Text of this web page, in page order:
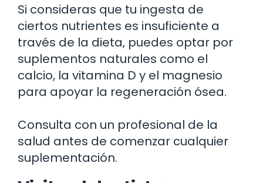
Si consideras que tu ingesta de
ciertos nutrientes es insuficiente a
través de la dieta, puedes optar por
suplementos naturales como el
calcio, la vitamina D y el magnesio
para apoyar la regeneración ósea.
Consulta con un profesional de la
salud antes de comenzar cualquier
suplementación.